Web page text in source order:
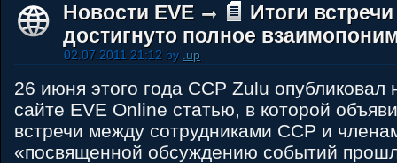
Новости EVE
Итоги
достигнуто полное
02.07.2011 21:12 by .up
26 июня этого года CCP Zulu
сайте EVE Online статью, в которой
встречи между сотрудниками CCP и
«посвященной обсуждению событий